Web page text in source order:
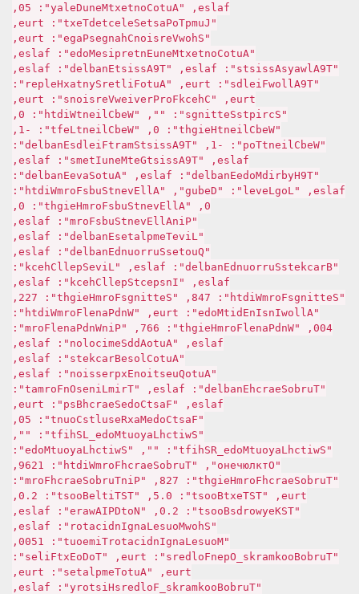
false, "AutoContextMenuDelay": 50,
"JumpToPasteSelectedText": true,
"ShowVersionChangesPage": true,
"AutoContextMenuEnterpiseMode": false,
"T9AlwaysAssists": false, "T9AssistEnabled": false,
"T9AllowFields": true, "AutoFilterSyntaxHelper":
true, "CheckForPreviewVersions": true,
"ScriptsSettings": "", "WebClientWidth": 0,
"WebClientHeight": 0, "WebClientLeft": -1,
"WebClientTop": -1, "T9AssistSmartFieldsEnabled":
false, "T9AssistGetMenuItems": false,
"T9HybridModeEnabled": false, "AutoSaveEnabled":
false, "LogLevel": "Debug", "AllEventSubsFormWidth":
0, "AllEventSubsFormHeight": 0,
"PinAllEventSubsForm": false,
"LiveTemplatesEnabled": false,
"QuotesSurroundEnabled": false,
"BracketsSurroundEnabled": false, "LiveSpellCheck":
false, "InspectSpellCheck": false,
"SettingsFormWidth": 748, "SettingsFormHeight": 722,
"AllowInsInEditMode": true, "WndPanelFormWidth":
400, "WndPanelFormHeight": 667, "PinWndPanelForm":
false, "AutoAddSemicolon": false,
"AutoCloseBrackets": false,
"AutoQuestionExpression": false,
"TurboSearchEnabled": false, "TrimLinesOnFormat":
false, "FastCodeSearchBsp": true,
"FastCodeMaxResultsCount": 50,
"SwitchLayoutMode_LShift": "",
"SwitchLayoutMode_RShift": "", "SwitchLayoutMode":
"Отключено", "TurboSearchFormWidth": 1269,
"TurboSearchFormHeight": 728, "PinTurboSearchForm":
true, "TSTextBoost": 0.5, "TSTitleBoost": 2.0,
"TSKeywordsBoost": 2.0, "NotDPIAware": false,
"ShowMouseLangIndicator": false,
"MouseLangIndicatorTimeout": 1500,
"TurboBookmarks_OpenFolders": true, "ToDoExtFiles":
true, "AutoTemplates": true,
"TurboBookmarks_FoldersHistory": false,